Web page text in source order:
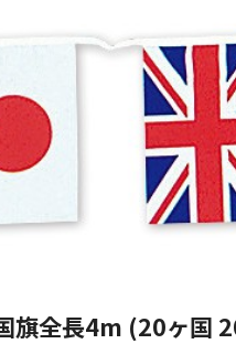
旗全長4m (20ヶ国